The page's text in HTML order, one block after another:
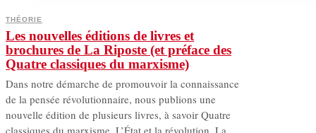
THÉORIE
Les nouvelles éditions de livres et
brochures de La Riposte (et préface des
Quatre classiques du marxisme)
Dans notre démarche de promouvoir la connaissance
de la pensée révolutionnaire, nous publions une
nouvelle édition de plusieurs livres, à savoir Quatre